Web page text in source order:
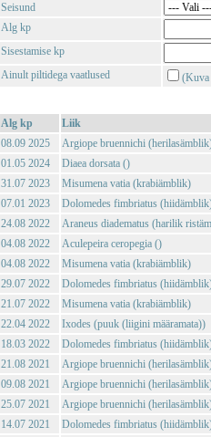
Seisund
Alg kp
Sisestamise kp
Ainult piltidega vaatlused
(Kuva
Alg kp
Liik
08.09 2025
Argiope bruennichi
01.05 2024
Diaea dorsata ()
31.07 2023
Misumena vatia (krabiämblik)
07.01 2023
Dolomedes fimbriatus
24.08 2022
Araneus diadematus (harilik
04.08 2022
Aculepeira ceropegia ()
04.08 2022
Misumena vatia (krabiämblik)
29.07 2022
Dolomedes fimbriatus
21.07 2022
Misumena vatia (krabiämblik)
22.04 2022
Ixodes (puuk (liigini määramata))
18.03 2022
Dolomedes fimbriatus
21.08 2021
Argiope bruennichi
09.08 2021
Argiope bruennichi
25.07 2021
Argiope bruennichi
14.07 2021
Dolomedes fimbriatus